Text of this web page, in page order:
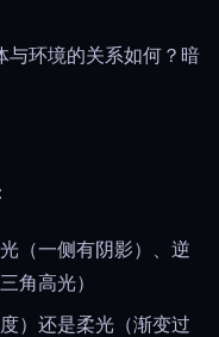
与环境的关系如何？暗
（一侧有阴影）、逆
角高光）
）还是柔光（渐变过